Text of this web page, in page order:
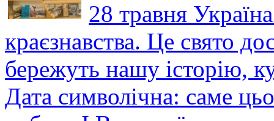
28 травня
краєзнавства. Це свято
бережуть нашу історію,
Дата символічна: саме